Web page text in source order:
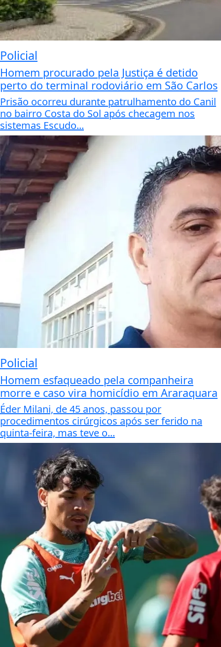
Policial
Homem procurado pela Justiça é detido
perto do terminal rodoviário em São Carlos
Prisão ocorreu durante patrulhamento do Canil
no bairro Costa do Sol após checagem nos
sistemas Escudo...
Policial
Homem esfaqueado pela companheira
morre e caso vira homicídio em Araraquara
Éder Milani, de 45 anos, passou por
procedimentos cirúrgicos após ser ferido na
quinta-feira, mas teve o...